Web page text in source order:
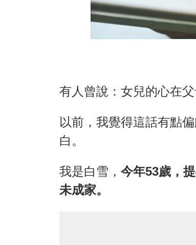
有人曾說：女兒的心在
以前，我覺得這話有點
白。
我是白雪， 今年53歲，
未成家。